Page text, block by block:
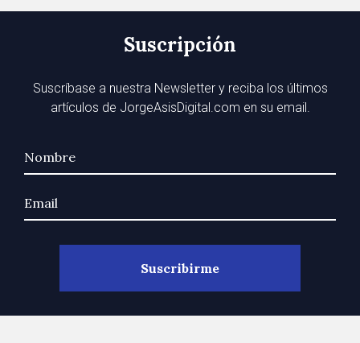
Suscripción
Suscríbase a nuestra Newsletter y reciba los últimos
artículos de JorgeAsisDigital.com en su email.